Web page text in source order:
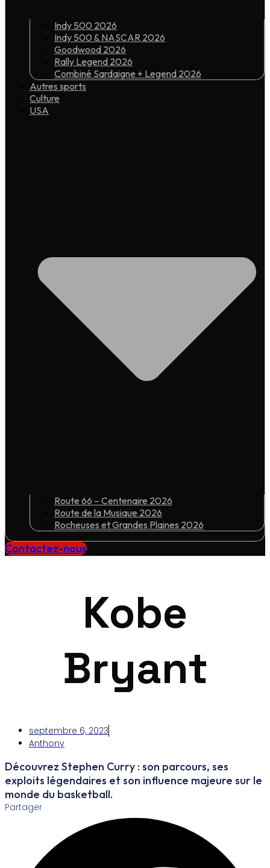
Indy 500 2026
Indy 500 & NASCAR 2026
Goodwood 2026
Rally Legend 2026
Combiné Sardaigne + Legend 2026
Autres sports
Culture
USA
Route 66 – Centenaire 2026
Route de la Musique 2026
Rocheuses et Grandes Plaines 2026
Contactez-nous
Kobe
Bryant
septembre 6, 2023
Anthony
Découvrez Stephen Curry : son parcours, ses
exploits légendaires et son influence majeure sur le
monde du basketball.
Partager